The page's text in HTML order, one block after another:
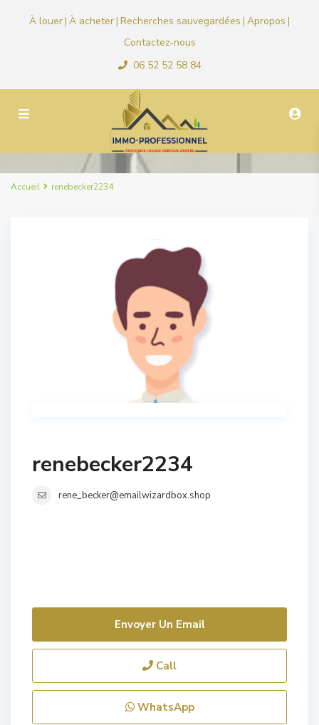
À louer| À acheter| Recherches sauvegardées | Apropos |
Contactez-nous
06 52 52 58 84
Accueil renebecker2234
renebecker2234
rene_becker@emailwizardbox.shop
Envoyer Un Email
Call
WhatsApp